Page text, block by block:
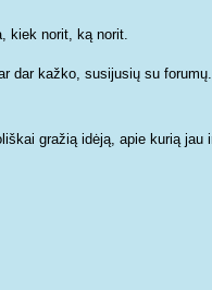
kiek norit, ką norit.
dar kažko, susijusių su forumų.
gražią idėją, apie kurią jau